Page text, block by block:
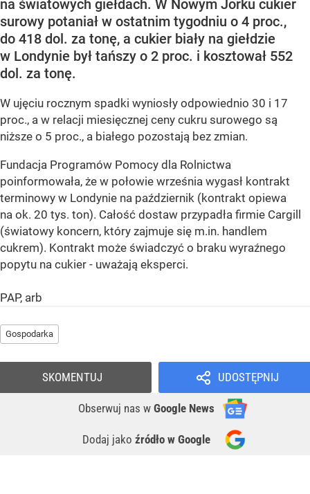
na światowych giełdach. W Nowym Jorku cukier
surowy potaniał w ostatnim tygodniu o 4 proc.,
do 418 dol. za tonę, a cukier biały na giełdzie
w Londynie był tańszy o 2 proc. i kosztował 552
dol. za tonę.
W ujęciu rocznym spadki wyniosły odpowiednio 30 i 17
proc., a w relacji miesięcznej ceny cukru surowego są
niższe o 5 proc., a białego pozostają bez zmian.
Fundacja Programów Pomocy dla Rolnictwa
poinformowała, że w połowie września wygasł kontrakt
terminowy w Londynie na październik (kontrakt opiewa
na ok. 20 tys. ton). Całość dostaw przypadła firmie Cargill
(światowy koncern, który zajmuje się m.in. handlem
cukrem). Kontrakt może świadczyć o braku wyraźnego
popytu na cukier - uważają eksperci.
PAP, arb
Gospodarka
UDOSTĘPNIJ
Obserwuj nas w Google News
Dodaj jako źródło w Google
SKOMENTUJ